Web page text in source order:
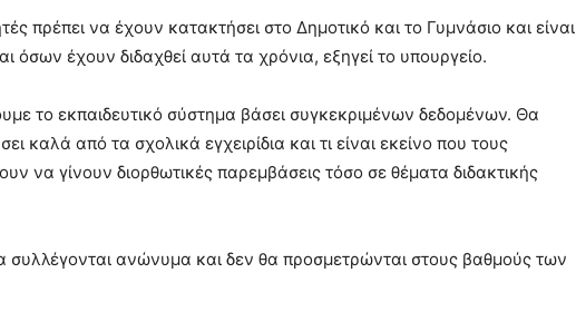
πρέπει να έχουν κατακτήσει στο Δημοτικό και το Γυμνάσιο και είναι
όσων έχουν διδαχθεί αυτά τα χρόνια, εξηγεί το υπουργείο.
το εκπαιδευτικό σύστημα βάσει συγκεκριμένων δεδομένων. Θα
καλά από τα σχολικά εγχειρίδια και τι είναι εκείνο που τους
να γίνουν διορθωτικές παρεμβάσεις τόσο σε θέματα διδακτικής
συλλέγονται ανώνυμα και δεν θα προσμετρώνται στους βαθμούς των